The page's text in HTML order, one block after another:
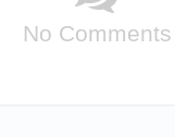
No Comments